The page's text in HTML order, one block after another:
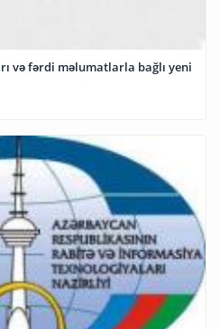
və fərdi məlumatlarla bağlı yeni